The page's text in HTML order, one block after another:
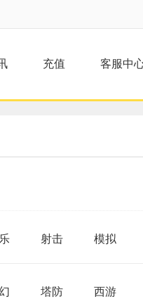
充值 客服中
射击 模拟
塔防 西游